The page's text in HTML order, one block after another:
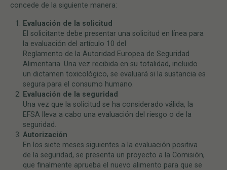
concede de la siguiente manera:
Evaluación de la solicitud
El solicitante debe presentar una solicitud en línea para
la evaluación del artículo 10 del
Reglamento de la Autoridad Europea de Seguridad
Alimentaria. Una vez recibida en su totalidad, incluido
un dictamen toxicológico, se evaluará si la sustancia es
segura para el consumo humano.
Evaluación de la seguridad
Una vez que la solicitud se ha considerado válida, la
EFSA lleva a cabo una evaluación del riesgo o de la
seguridad.
Autorización
En los siete meses siguientes a la evaluación positiva
de la seguridad, se presenta un proyecto a la Comisión,
que finalmente aprueba el nuevo alimento para que se